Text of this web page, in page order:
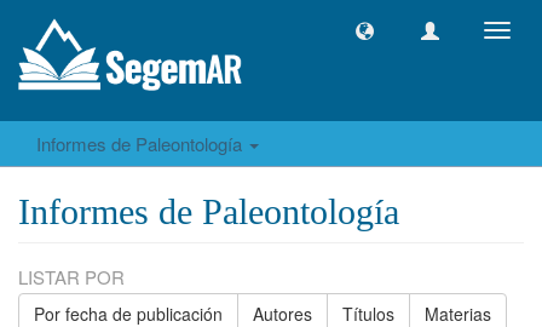
Informes de Paleontología
Informes de Paleontología
LISTAR POR
Por fecha de publicación Autores Títulos Materias